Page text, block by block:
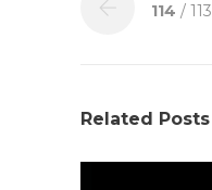
114 / 113
Related Posts